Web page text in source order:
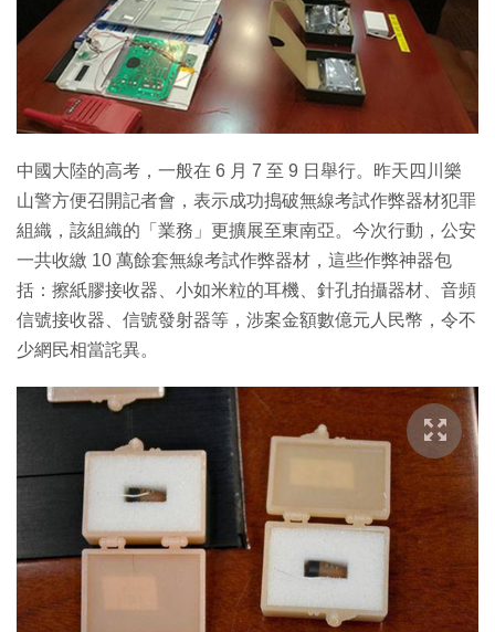
中國大陸的高考，一般在 6 月 7 至 9 日舉行。昨天四川樂
山警方便召開記者會，表示成功搗破無線考試作弊器材犯罪
組織，該組織的「業務」更擴展至東南亞。今次行動，公安
一共收繳 10 萬餘套無線考試作弊器材，這些作弊神器包
括：擦紙膠接收器、小如米粒的耳機、針孔拍攝器材、音頻
信號接收器、信號發射器等，涉案金額數億元人民幣，令不
少網民相當詫異。